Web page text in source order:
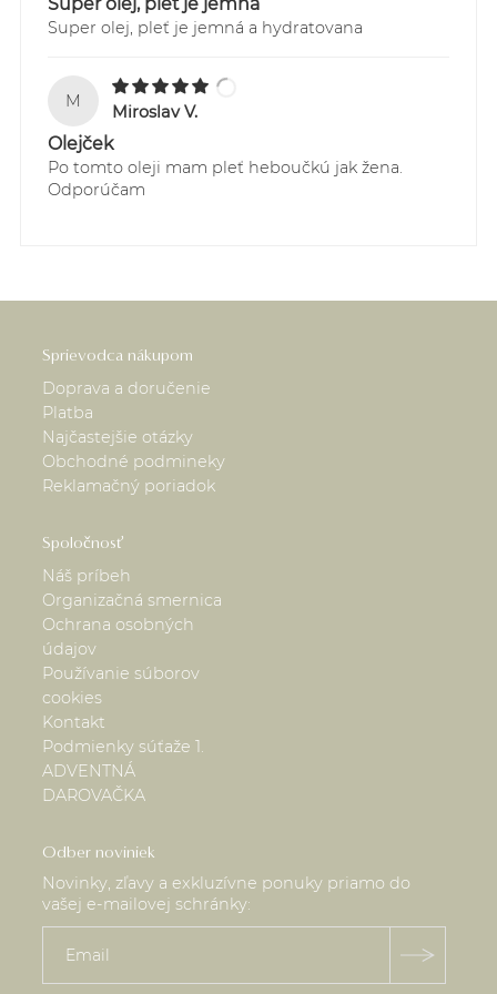
Super olej, pleť je jemná a hydratovana
M
Miroslav V.
Olejček
Po tomto oleji mam pleť heboučkú jak žena.
Odporúčam
Sprievodca nákupom
Doprava a doručenie
Platba
Najčastejšie otázky
Obchodné podmineky
Reklamačný poriadok
Spoločnosť
Náš príbeh
Organizačná smernica
Ochrana osobných
údajov
Používanie súborov
cookies
Kontakt
Podmienky súťaže 1.
ADVENTNÁ
DAROVAČKA
Odber noviniek
Novinky, zľavy a exkluzívne ponuky priamo do
vašej e-mailovej schránky: